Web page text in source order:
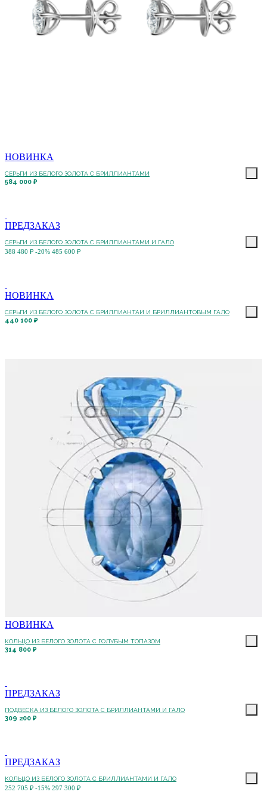
НОВИНКА
СЕРЬГИ ИЗ БЕЛОГО ЗОЛОТА С БРИЛЛИАНТАМИ
584 000 ₽
ПРЕДЗАКАЗ
СЕРЬГИ ИЗ БЕЛОГО ЗОЛОТА С БРИЛЛИАНТАМИ И ГАЛО
388 480 ₽ -20% 485 600 ₽
НОВИНКА
СЕРЬГИ ИЗ БЕЛОГО ЗОЛОТА С БРИЛЛИАНТАИ И БРИЛЛИАНТОВЫМ ГАЛО
440 100 ₽
НОВИНКА
КОЛЬЦО ИЗ БЕЛОГО ЗОЛОТА С ГОЛУБЫМ ТОПАЗОМ
314 800 ₽
ПРЕДЗАКАЗ
ПОДВЕСКА ИЗ БЕЛОГО ЗОЛОТА С БРИЛЛИАНТАМИ И ГАЛО
309 200 ₽
ПРЕДЗАКАЗ
КОЛЬЦО ИЗ БЕЛОГО ЗОЛОТА С БРИЛЛИАНТАМИ И ГАЛО
252 705 ₽ -15% 297 300 ₽